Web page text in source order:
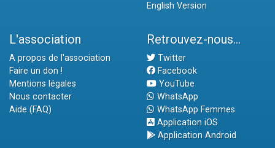
English Version
L'association
A propos de l'association
Faire un don !
Mentions légales
Nous contacter
Aide (FAQ)
Retrouvez-nous...
Twitter
Facebook
YouTube
WhatsApp
WhatsApp Femmes
Application iOS
Application Android